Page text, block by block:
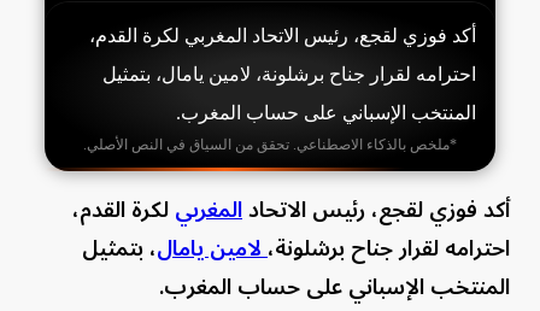
أكد فوزي لقجع، رئيس الاتحاد المغربي لكرة القدم،
احترامه لقرار جناح برشلونة، لامين يامال، بتمثيل
المنتخب الإسباني على حساب المغرب.
*ملخص بالذكاء الاصطناعي. تحقق من السياق في النص الأصلي.
أكد فوزي لقجع، رئيس الاتحادالمغربيلكرة القدم،
احترامه لقرار جناح برشلونة،لامين يامال، بتمثيل
المنتخب الإسباني على حساب المغرب.